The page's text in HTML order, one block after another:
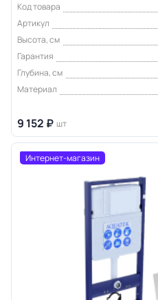
Код товара
Артикул
Высота, см
Гарантия
Глубина, см
Материал
9 152 ₽ шт
Интернет-магазин